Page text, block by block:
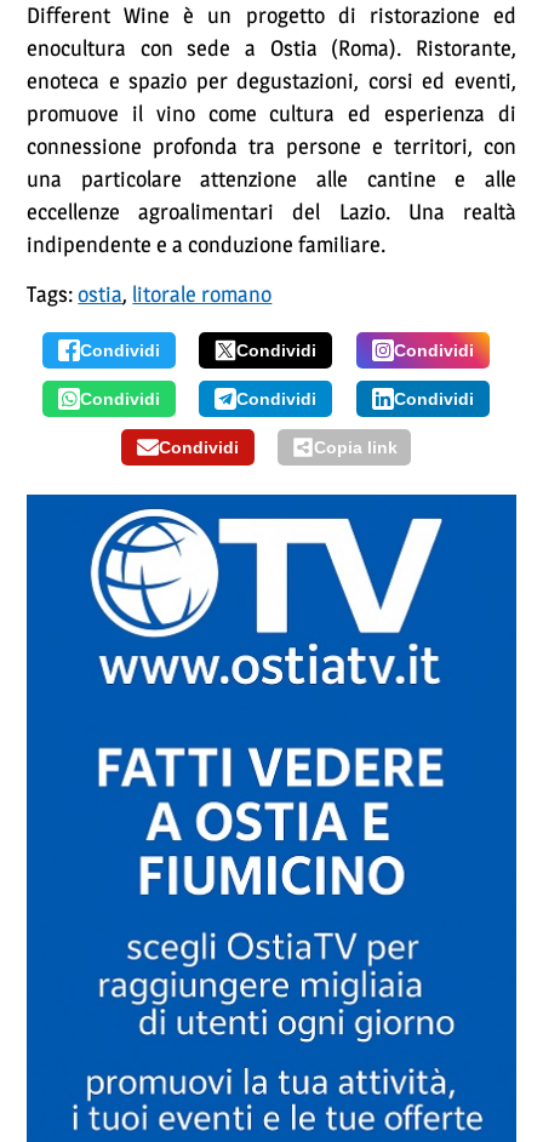
Different Wine è un progetto di ristorazione ed
enocultura con sede a Ostia (Roma). Ristorante,
enoteca e spazio per degustazioni, corsi ed eventi,
promuove il vino come cultura ed esperienza di
connessione profonda tra persone e territori, con
una particolare attenzione alle cantine e alle
eccellenze agroalimentari del Lazio. Una realtà
indipendente e a conduzione familiare.
Tags:ostia, litorale romano
Condividi Condividi Condividi
Condividi Condividi Condividi
Condividi Copia link